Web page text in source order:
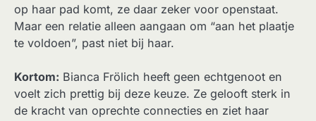
op haar pad komt, ze daar zeker voor openstaat.
Maar een relatie alleen aangaan om “aan het plaatje
te voldoen”, past niet bij haar.
Kortom: Bianca Frölich heeft geen echtgenoot en
voelt zich prettig bij deze keuze. Ze gelooft sterk in
de kracht van oprechte connecties en ziet haar